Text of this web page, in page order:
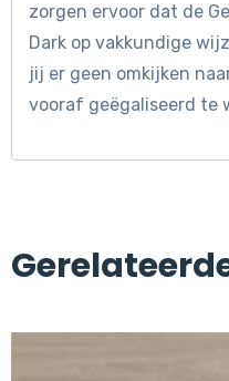
zorgen ervoor dat de
Dark op vakkundige
jij er geen omkijken
vooraf geëgaliseerd te